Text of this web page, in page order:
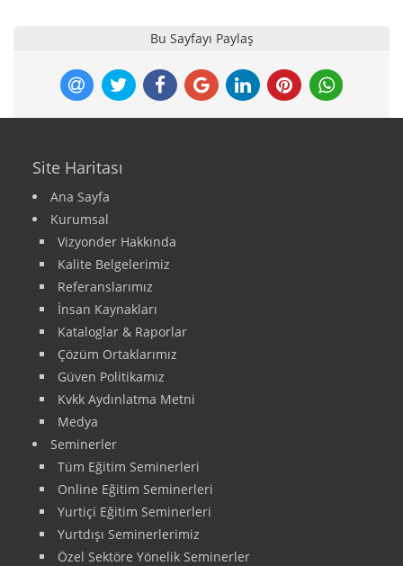
Bu Sayfayı Paylaş
Site Haritası
Ana Sayfa
Kurumsal
Vizyonder Hakkında
Kalite Belgelerimiz
Referanslarımız
İnsan Kaynakları
Kataloglar & Raporlar
Çözüm Ortaklarımız
Güven Politikamız
Kvkk Aydınlatma Metni
Medya
Seminerler
Tüm Eğitim Seminerleri
Online Eğitim Seminerleri
Yurtiçi Eğitim Seminerleri
Yurtdışı Seminerlerimiz
Özel Sektöre Yönelik Seminerler